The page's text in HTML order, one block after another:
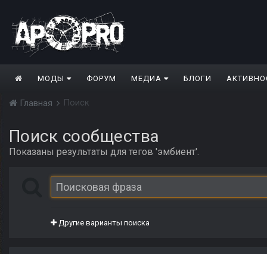
МОДЫ ФОРУМ МЕДИА БЛОГИ
Главная Поиск
Поиск сообщества
Показаны результаты для тегов 'эмбиент'.
Другие варианты поиска